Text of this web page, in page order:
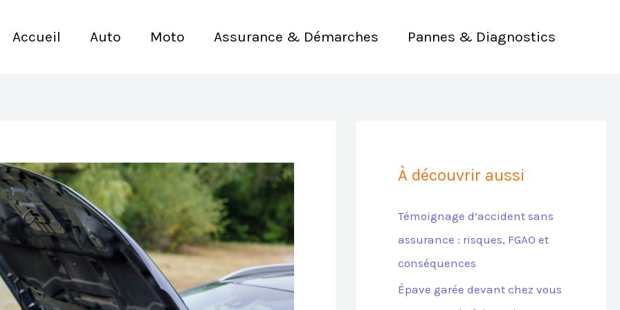
Accueil Auto Moto Assurance & Démarches Pannes & Diagnostics
À découvrir aussi
Témoignage d’accident sans
assurance : risques, FGAO et
conséquences
Épave garée devant chez vous